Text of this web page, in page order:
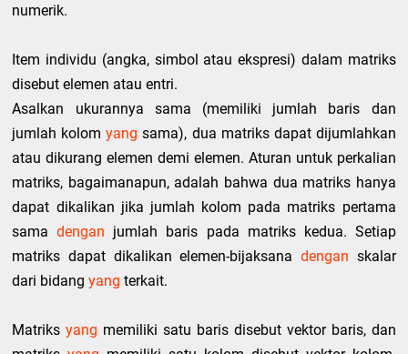
numerik.
Item individu (angka, simbol atau ekspresi) dalam matriks
disebut elemen atau entri.
Asalkan ukurannya sama (memiliki jumlah baris dan
jumlah kolomyang sama), dua matriks dapat dijumlahkan
atau dikurang elemen demi elemen. Aturan untuk perkalian
matriks, bagaimanapun, adalah bahwa dua matriks hanya
dapat dikalikan jika jumlah kolom pada matriks pertama
samadengan jumlah baris pada matriks kedua. Setiap
matriks dapat dikalikan elemen-bijaksana dengan skalar
dari bidangyang terkait.
Matriksyang memiliki satu baris disebut vektor baris, dan